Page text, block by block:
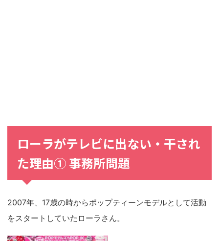
ローラがテレビに出ない・干され
た理由① 事務所問題
2007年、17歳の時からポップティーンモデルとして活動
をスタートしていたローラさん。